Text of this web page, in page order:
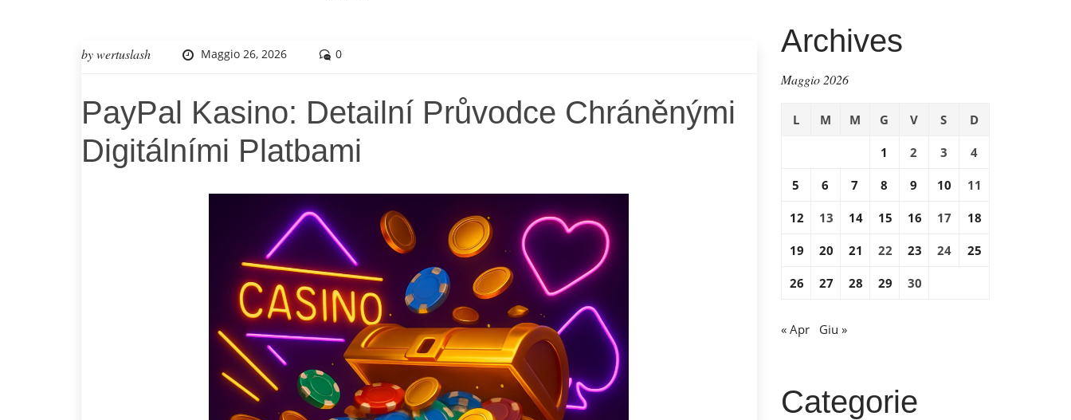
bywertuslash Maggio 26, 2026 0
PayPal Kasino: Detailní Průvodce Chráněnými
Digitálními Platbami
Archives
Maggio 2026
L M M G V S D
1 2 3 4
5 6 7 8 9 10 11
12 13 14 15 16 17 18
19 20 21 22 23 24 25
26 27 28 29 30
« Apr Giu »
Categorie